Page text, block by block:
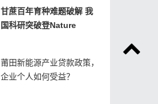
甘蔗百年育种难题破解 我
国科研突破登Nature
莆田新能源产业贷款政策，
企业个人如何受益？